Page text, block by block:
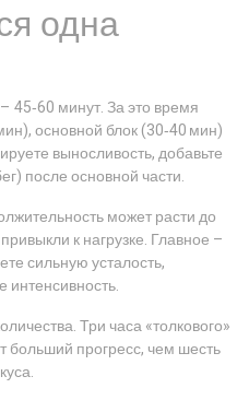
одна
45‑60 минут. За это время
основной блок (30‑40 мин)
выносливость, добавьте
после основной части.
может расти до
к нагрузке. Главное –
сильную усталость,
интенсивность.
Три часа «толкового»
больший прогресс, чем шесть